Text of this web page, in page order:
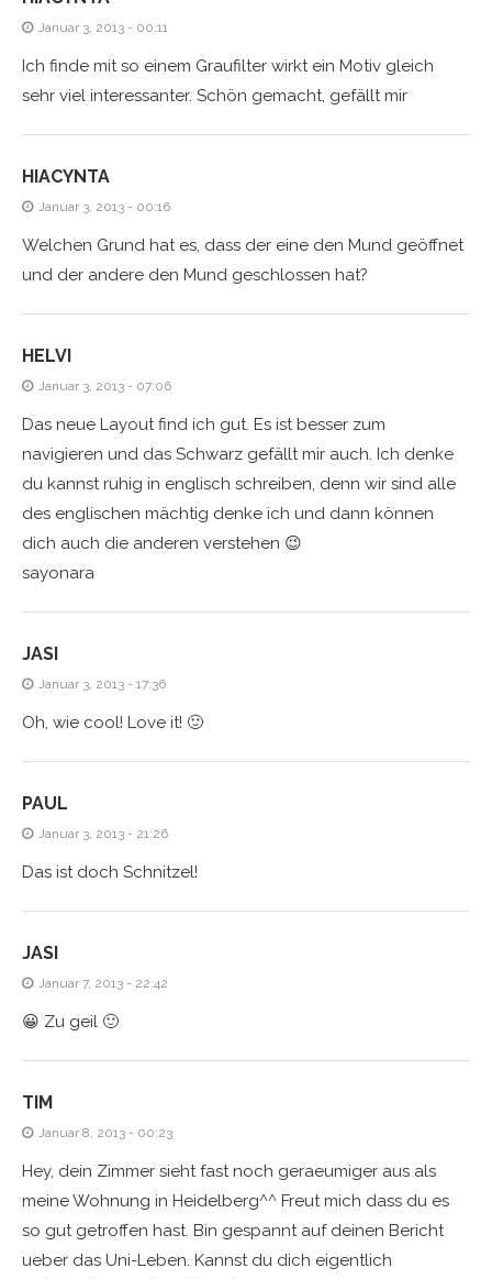
Januar 3, 2013 - 00:11
Ich finde mit so einem Graufilter wirkt ein Motiv gleich
sehr viel interessanter. Schön gemacht, gefällt mir
HIACYNTA
Januar 3, 2013 - 00:16
Welchen Grund hat es, dass der eine den Mund geöffnet
und der andere den Mund geschlossen hat?
HELVI
Januar 3, 2013 - 07:06
Das neue Layout find ich gut. Es ist besser zum
navigieren und das Schwarz gefällt mir auch. Ich denke
du kannst ruhig in englisch schreiben, denn wir sind alle
des englischen mächtig denke ich und dann können
dich auch die anderen verstehen 😉
sayonara
JASI
Januar 3, 2013 - 17:36
Oh, wie cool! Love it! 🙂
PAUL
Januar 3, 2013 - 21:26
Das ist doch Schnitzel!
JASI
Januar 7, 2013 - 22:42
😀 Zu geil 🙂
TIM
Januar 8, 2013 - 00:23
Hey, dein Zimmer sieht fast noch geraeumiger aus als
meine Wohnung in Heidelberg^^ Freut mich dass du es
so gut getroffen hast. Bin gespannt auf deinen Bericht
ueber das Uni-Leben. Kannst du dich eigentlich